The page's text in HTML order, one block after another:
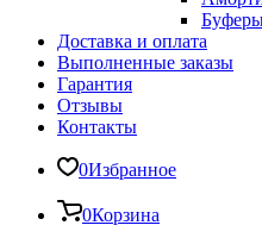
Доставка и оплата
Выполненные заказы
Гарантия
Отзывы
Контакты
0Избранное
0Корзина